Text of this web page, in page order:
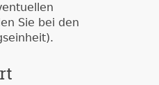
Sie bei den